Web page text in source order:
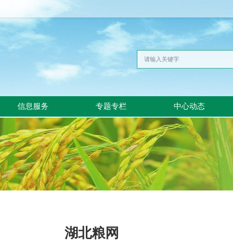
信息服务 专题专栏 中心动态
湖北粮网